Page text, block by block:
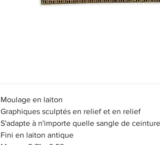
Moulage en laiton
Graphiques sculptés en relief et en relief
S'adapte à n'importe quelle sangle de
Fini en laiton antique